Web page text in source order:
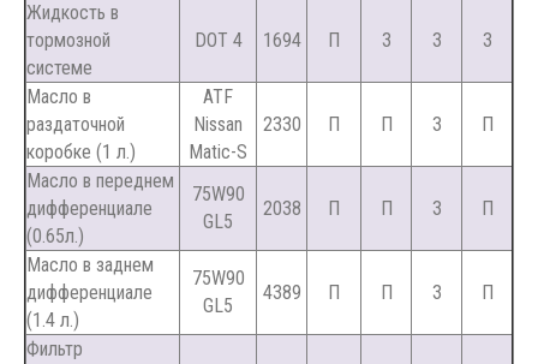
Жидкость в
тормозной
системе
DOT 4 1694 П З З З
Масло в
раздаточной
коробке (1 л.)
ATF
Nissan
Matic-S
2330 П П З П
Масло в переднем
дифференциале
(0.65л.)
75W90
GL5
2038 П П З П
Масло в заднем
дифференциале
(1.4 л.)
75W90
GL5
4389 П П З П
Фильтр